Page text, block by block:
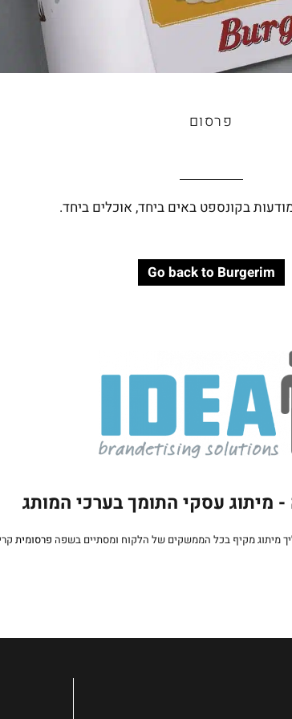
פרסום
בקונספט באים ביחד, אוכלים ביחד.
Go back to Burgerim
- מיתוג עסקי התומך בערכי המותג
מיתוג מקיף בכל הממשקים של הלקוח ומסתיים בשפה פרסומית